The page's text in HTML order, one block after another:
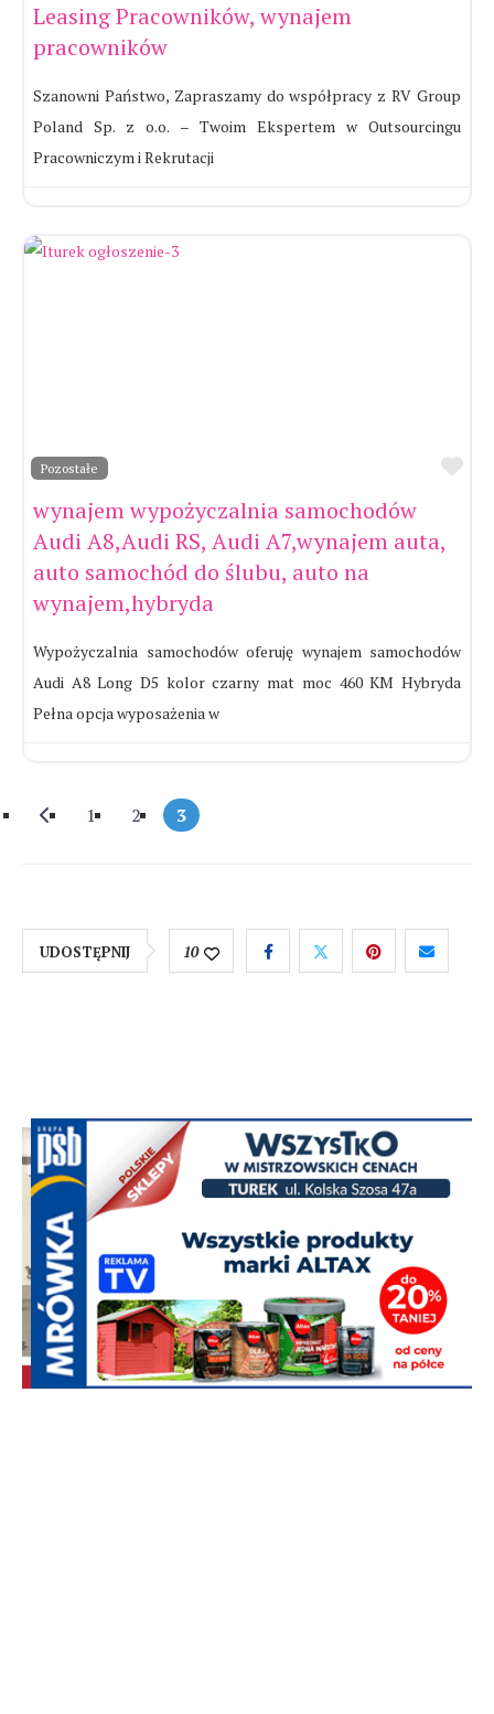
Leasing Pracowników, wynajem
pracowników
Szanowni Państwo, Zapraszamy do współpracy z RV Group
Poland Sp. z o.o. – Twoim Ekspertem w Outsourcingu
Pracowniczym i Rekrutacji
Pozostałe
wynajem wypożyczalnia samochodów
Audi A8,Audi RS, Audi A7,wynajem auta,
auto samochód do ślubu, auto na
wynajem,hybryda
Wypożyczalnia samochodów oferuję wynajem samochodów
Audi A8 Long D5 kolor czarny mat moc 460 KM Hybryda
Pełna opcja wyposażenia w
Newer posts
1 2 3
UDOSTĘPNIJ 10